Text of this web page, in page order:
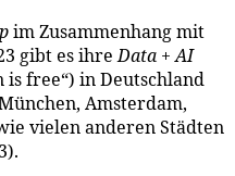
im Zusammenhang mit
gibt es ihreData + AI
is free“) in Deutschland
Amsterdam,
vielen anderen Städten